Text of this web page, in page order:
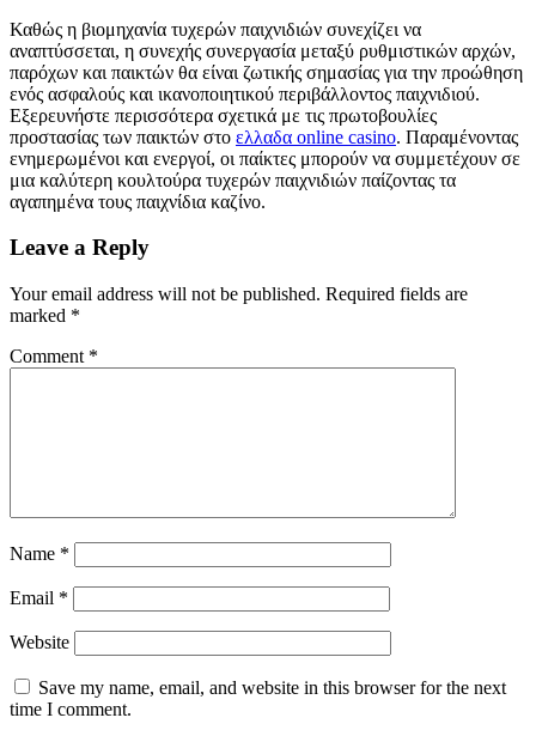
Καθώς η βιομηχανία τυχερών παιχνιδιών συνεχίζει να
αναπτύσσεται, η συνεχής συνεργασία μεταξύ ρυθμιστικών αρχών,
παρόχων και παικτών θα είναι ζωτικής σημασίας για την προώθηση
ενός ασφαλούς και ικανοποιητικού περιβάλλοντος παιχνιδιού.
Εξερευνήστε περισσότερα σχετικά με τις πρωτοβουλίες
προστασίας των παικτών στο ελλαδα online casino. Παραμένοντας
ενημερωμένοι και ενεργοί, οι παίκτες μπορούν να συμμετέχουν σε
μια καλύτερη κουλτούρα τυχερών παιχνιδιών παίζοντας τα
αγαπημένα τους παιχνίδια καζίνο.
Leave a Reply
Your email address will not be published. Required fields are
marked *
Comment *
Name *
Email *
Website
Save my name, email, and website in this browser for the next
time I comment.